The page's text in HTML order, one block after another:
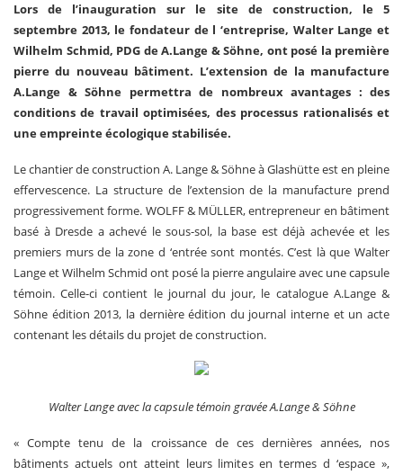
Lors de l’inauguration sur le site de construction, le 5
septembre 2013, le fondateur de l ‘entreprise, Walter Lange et
Wilhelm Schmid, PDG de A.Lange & Söhne, ont posé la première
pierre du nouveau bâtiment. L’extension de la manufacture
A.Lange & Söhne permettra de nombreux avantages : des
conditions de travail optimisées, des processus rationalisés et
une empreinte écologique stabilisée.
Le chantier de construction A. Lange & Söhne à Glashütte est en pleine
effervescence. La structure de l’extension de la manufacture prend
progressivement forme. WOLFF & MÜLLER, entrepreneur en bâtiment
basé à Dresde a achevé le sous-sol, la base est déjà achevée et les
premiers murs de la zone d ‘entrée sont montés. C’est là que Walter
Lange et Wilhelm Schmid ont posé la pierre angulaire avec une capsule
témoin. Celle-ci contient le journal du jour, le catalogue A.Lange &
Söhne édition 2013, la dernière édition du journal interne et un acte
contenant les détails du projet de construction.
Walter Lange avec la capsule témoin gravée A.Lange & Söhne
« Compte tenu de la croissance de ces dernières années, nos
bâtiments actuels ont atteint leurs limites en termes d ‘espace »,